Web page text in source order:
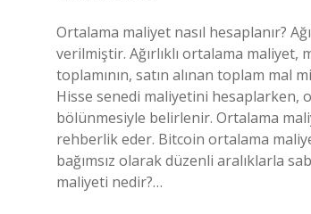
Ortalama maliyet nasıl hesaplanır?
verilmiştir. Ağırlıklı ortalama maliyet,
toplamının, satın alınan toplam mal
Hisse senedi maliyetini hesaplarken,
bölünmesiyle belirlenir. Ortalama
rehberlik eder. Bitcoin ortalama
bağımsız olarak düzenli aralıklarla
maliyeti nedir?…